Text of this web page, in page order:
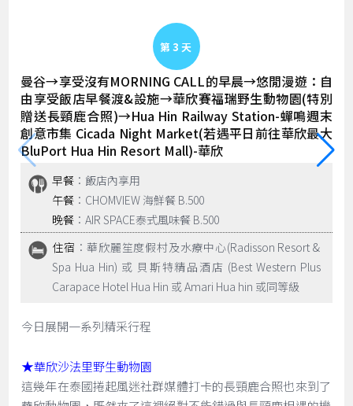
Day 3
曼谷→享受沒有MORNING CALL的早晨→悠閒漫遊：自
由享受飯店早餐渡&設施→華欣賽福瑞野生動物園(特別
贈送長頸鹿合照)→Hua Hin Railway Station-蟬鳴週末
創意市集 Cicada Night Market(若遇平日前往華欣最大
BluPort Hua Hin Resort Mall)-華欣
早餐 ：飯店內享用
午餐 ：CHOMVIEW 海鮮餐 B.500
晚餐 ：AIR SPACE泰式風味餐 B.500
住宿 ：華欣麗笙度假村及水療中心(Radisson Resort &
Spa Hua Hin) 或 貝斯特精品酒店 (Best Western Plus
Carapace Hotel Hua Hin 或 Amari Hua hin 或同等級
今日展開一系列精采行程
★華欣沙法里野生動物園
這幾年在泰國捲起風迷社群媒體打卡的長頸鹿合照也來到了